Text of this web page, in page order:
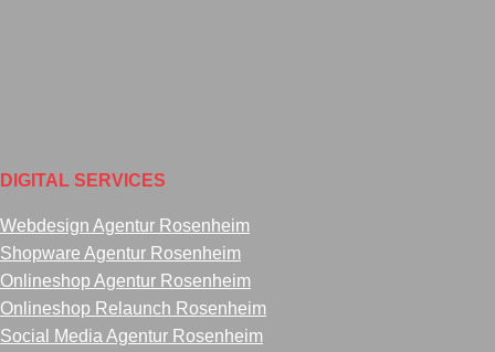
DIGITAL SERVICES
Webdesign Agentur Rosenheim
Shopware Agentur Rosenheim
Onlineshop Agentur Rosenheim
Onlineshop Relaunch Rosenheim
Social Media Agentur Rosenheim